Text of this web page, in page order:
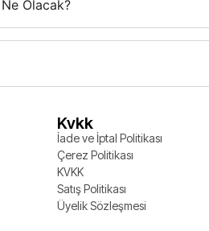
Ne Olacak?
Kvkk
İade ve İptal Politikası
Çerez Politikası
KVKK
Satış Politikası
Üyelik Sözleşmesi